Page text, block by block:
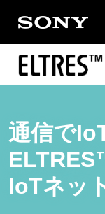
通信で
IoTネッ